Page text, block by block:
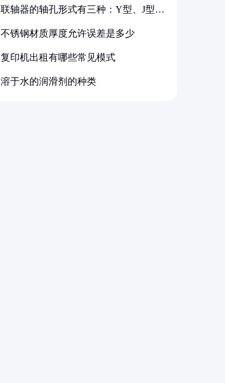
联轴器的轴孔形式有三种：Y型、J型、
不锈钢材质厚度允许误差是多少
复印机出租有哪些常见模式
溶于水的润滑剂的种类